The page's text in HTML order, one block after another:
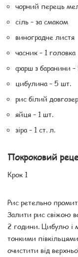
чорний перець
сіль – за смаком
виноградне листя
часник – 1 головка
фарш з баранини
цибулина – 5 шт.
рис білий
яйця – 1 шт.
зіра – 1 ст. л.
Покроковий
Крок 1
Рис ретельно
Залити рис свіжою
2 години. Цибулю і
тонкими
очистити від